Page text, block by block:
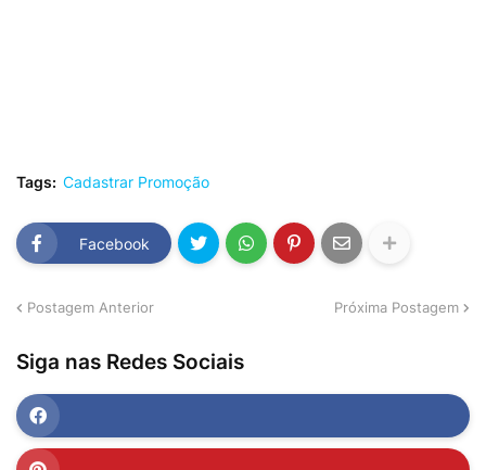
Tags: Cadastrar Promoção
Facebook
Postagem Anterior Próxima Postagem
Siga nas Redes Sociais